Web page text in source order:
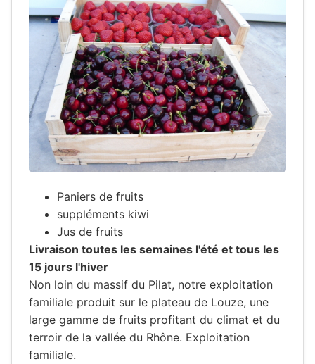
Paniers de fruits
suppléments kiwi
Jus de fruits
Livraison toutes les semaines l'été et tous les
15 jours l'hiver
Non loin du massif du Pilat, notre exploitation
familiale produit sur le plateau de Louze, une
large gamme de fruits profitant du climat et du
terroir de la vallée du Rhône. Exploitation
familiale.